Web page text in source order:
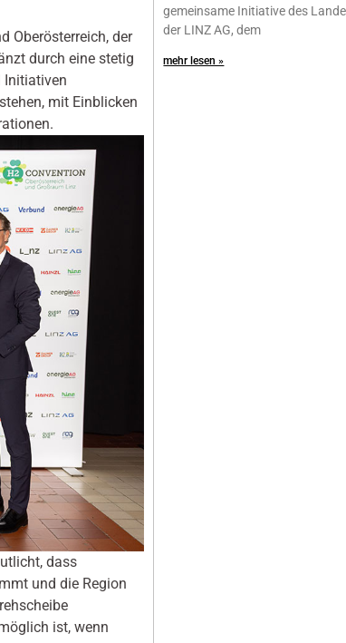
Oberösterreich, der
durch eine stetig
Initiativen
mit Einblicken
dass
und die Region
ist, wenn
gemeinsame Initiative des
der LINZ AG, dem
mehr lesen »